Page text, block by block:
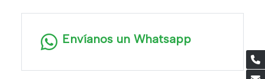
Envíanos un Whatsapp